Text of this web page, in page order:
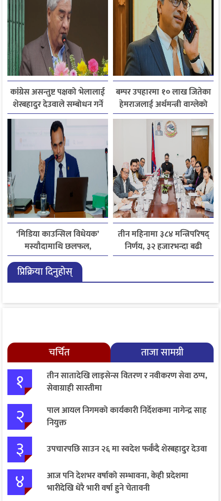
कांग्रेस असन्तुष्ट पक्षको भेलालाई
शेरबहादुर देउवाले सम्बोधन गर्ने
बम्पर उपहारमा १० लाख जितेका
हेमराजलाई अर्थमन्त्री वाग्लेको
फोन, रुपन्देहीकी सपनाले
जितिन् एक लाख
‘मिडिया काउन्सिल विधेयक’
मस्यौदामाथि छलफल,
एआईदेखि पत्रकारको
लाइसेन्ससम्मका विषयमा
सुझाव
तीन महिनामा ३८४ मन्त्रिपरिषद्
निर्णय, ३२ हजारभन्दा बढी
गुनासो फर्छ्योट
प्रिक्रिया दिनुहोस्
चर्चित ताजा सामग्री
१
तीन सातादेखि लाइसेन्स वितरण र नवीकरण सेवा ठप्प,
सेवाग्राही सास्तीमा
२
पाल आयल निगमको कार्यकारी निर्देशकमा नागेन्द्र साह
नियुक्त
३ उपचारपछि साउन २६ मा स्वदेश फर्कँदै शेरबहादुर देउवा
४
आज पनि देशभर वर्षाको सम्भावना, केही प्रदेशमा
भारीदेखि धेरै भारी वर्षा हुने चेतावनी